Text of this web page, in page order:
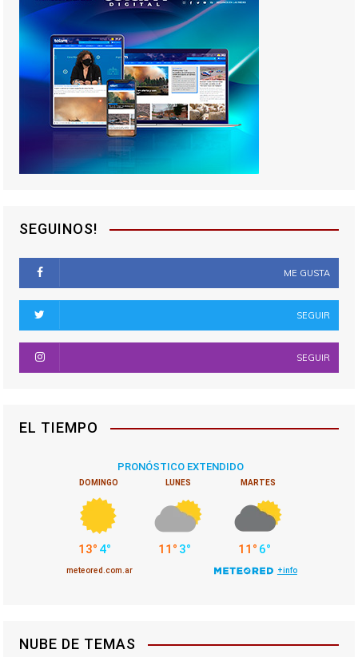
SEGUINOS!
ME GUSTA
SEGUIR
SEGUIR
EL TIEMPO
NUBE DE TEMAS